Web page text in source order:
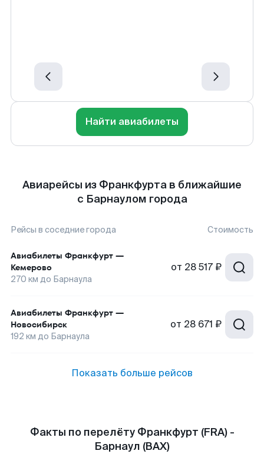
Найти авиабилеты
Авиарейсы из Франкфурта в ближайшие
с Барнаулом города
Рейсы в соседние города Стоимость
Авиабилеты Франкфурт —
Кемерово
270 км до Барнаула
от 28 517 ₽
Авиабилеты Франкфурт —
Новосибирск
192 км до Барнаула
от 28 671 ₽
Показать больше рейсов
Факты по перелёту Франкфурт (FRA) -
Барнаул (BAX)